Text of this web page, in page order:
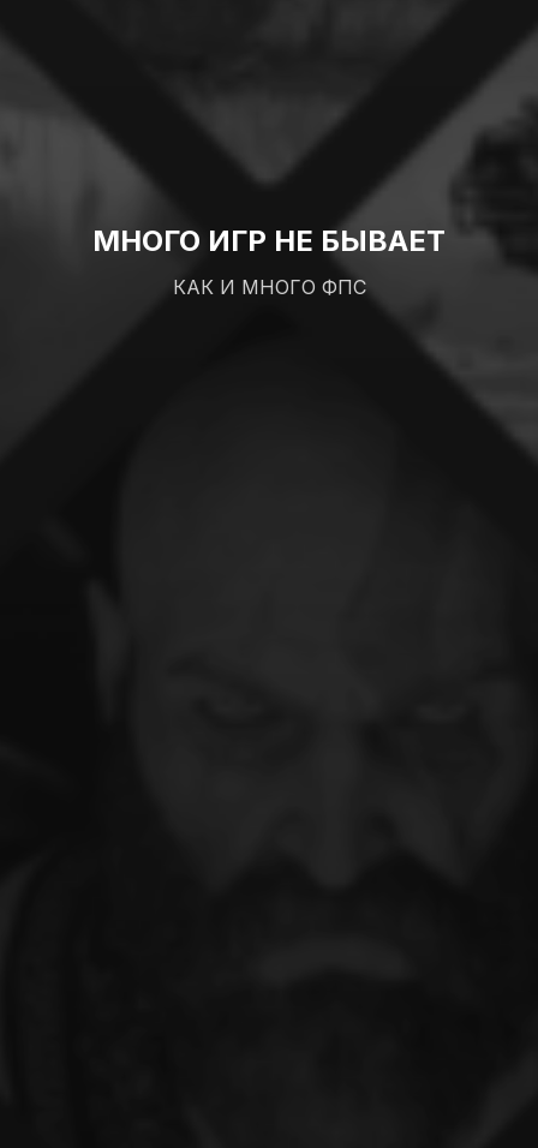
МНОГО ИГР НЕ БЫВАЕТ
КАК И МНОГО ФПС